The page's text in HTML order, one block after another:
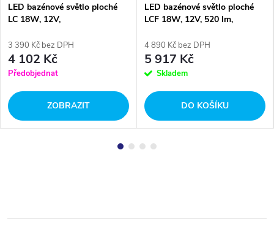
LED bazénové světlo ploché
LC 18W, 12V,
3 390 Kč bez DPH
4 102 Kč
Předobjednat
ZOBRAZIT
LED bazénové světlo ploché
LCF 18W, 12V, 520 lm,
4 890 Kč bez DPH
5 917 Kč
Skladem
DO KOŠÍKU